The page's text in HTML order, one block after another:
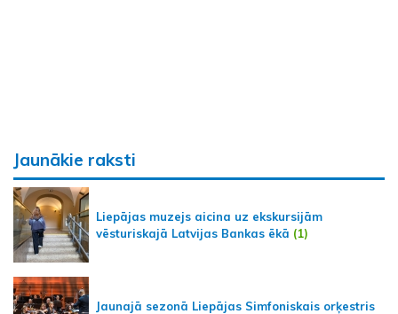
Jaunākie raksti
Liepājas muzejs aicina uz ekskursijām
vēsturiskajā Latvijas Bankas ēkā (1)
Jaunajā sezonā Liepājas Simfoniskais orķestris